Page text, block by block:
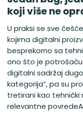
koji više ne
U praksi se sve
kojima digitalni
besprekorno sa
ono što je
digitalni sadržaj
kategorija“, pa su
tretirani kao tehnički
relevantne